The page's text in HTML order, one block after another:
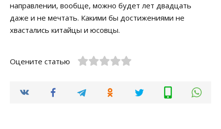
направлении, вообще, можно будет лет двадцать
даже и не мечтать. Какими бы достижениями не
хвастались китайцы и юсовцы.
Оцените статью